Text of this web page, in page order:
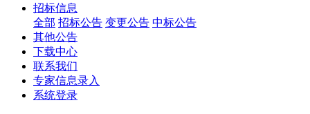
招标信息
全部 招标公告 变更公告 中标公告
其他公告
下载中心
联系我们
专家信息录入
系统登录